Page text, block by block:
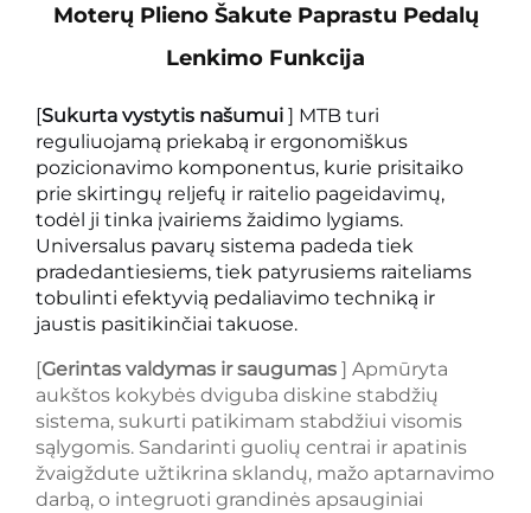
Moterų Plieno Šakute Paprastu Pedalų
Lenkimo Funkcija
[Sukurta vystytis našumui ] MTB turi
reguliuojamą priekabą ir ergonomiškus
pozicionavimo komponentus, kurie prisitaiko
prie skirtingų reljefų ir raitelio pageidavimų,
todėl ji tinka įvairiems žaidimo lygiams.
Universalus pavarų sistema padeda tiek
pradedantiesiems, tiek patyrusiems raiteliams
tobulinti efektyvią pedaliavimo techniką ir
jaustis pasitikinčiai takuose.
[Gerintas valdymas ir saugumas ] Apmūryta
aukštos kokybės dviguba diskine stabdžių
sistema, sukurti patikimam stabdžiui visomis
sąlygomis. Sandarinti guolių centrai ir apatinis
žvaigždute užtikrina sklandų, mažo aptarnavimo
darbą, o integruoti grandinės apsauginiai